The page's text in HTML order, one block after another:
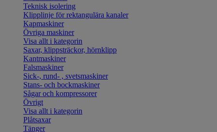
Teknisk isolering
Klipplinje för rektangulära kanaler
Kapmaskiner
Övriga maskiner
Visa allt i kategorin
Saxar, klippsträckor, hörnklipp
Kantmaskiner
Falsmaskiner
Sick-, rund- , svetsmaskiner
Stans- och bockmaskiner
Sågar och kompressorer
Övrigt
Visa allt i kategorin
Plåtsaxar
Tänger